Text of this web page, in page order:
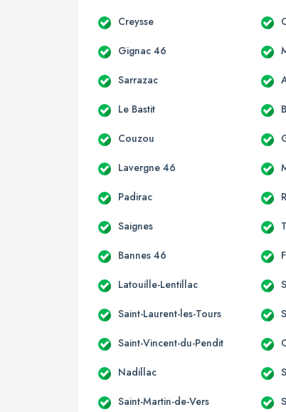
Creysse
Gignac 46
Sarrazac
Le Bastit
Couzou
Lavergne 46
Padirac
Saignes
Bannes 46
Latouille-Lentillac
Saint-Laurent-les-Tours
Saint-Vincent-du-Pendit
Nadillac
Saint-Martin-de-Vers